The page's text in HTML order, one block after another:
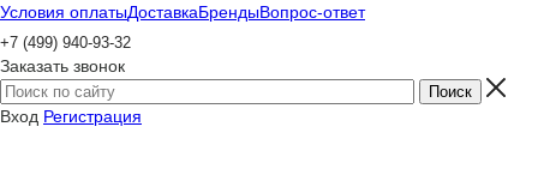
Условия оплатыДоставкаБрендыВопрос-ответ
+7 (499) 940-93-32
Заказать звонок
Вход Регистрация